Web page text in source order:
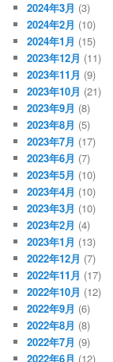
2024年3月 (3)
2024年2月 (10)
2024年1月 (15)
2023年12月 (11)
2023年11月 (9)
2023年10月 (21)
2023年9月 (8)
2023年8月 (5)
2023年7月 (17)
2023年6月 (7)
2023年5月 (10)
2023年4月 (10)
2023年3月 (10)
2023年2月 (4)
2023年1月 (13)
2022年12月 (7)
2022年11月 (17)
2022年10月 (12)
2022年9月 (6)
2022年8月 (8)
2022年7月 (9)
2022年6月 (12)